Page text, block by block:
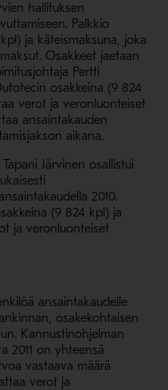
hallituksen
Palkkio
ja käteismaksuna, joka
Osakkeet jaetaan
Pertti
osakkeina (9 824
verot ja veronluonteiset
ansaintakauden
aikana.
Järvinen osallistui
2010.
(9 824 kpl) ja
ja veronluonteiset
ansaintakaudelle
osakekohtaisen
Kannustinohjelman
2011 on yhteensä
vastaava määrä
verot ja